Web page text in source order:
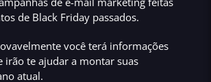
de Black Friday passados.
você terá informações
irão te ajudar a montar suas
atual.